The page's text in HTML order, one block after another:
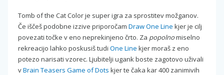
Tomb of the Cat Color je super igra za sprostitev možganov.
Če iščeš podobne izzive priporočam Draw One Line kjer je cilj
povezati točke v eno neprekinjeno črto. Za popolnomiselno
rekreacijo lahko poskusiš tudi One Line kjer moraš z eno
potezo narisati vzorec. Ljubitelji ugank boste zagotovo uživali
vBrain Teasers Game of Dots kjer te čaka kar 400 zanimivih